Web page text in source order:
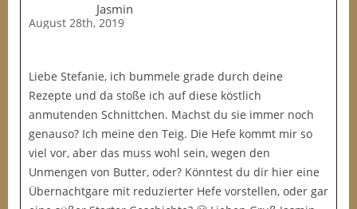
Jasmin
August 28th, 2019
Liebe Stefanie, ich bummele grade durch deine
Rezepte und da stoße ich auf diese köstlich
anmutenden Schnittchen. Machst du sie immer noch
genauso? Ich meine den Teig. Die Hefe kommt mir so
viel vor, aber das muss wohl sein, wegen den
Unmengen von Butter, oder? Könntest du dir hier eine
Übernachtgare mit reduzierter Hefe vorstellen, oder gar